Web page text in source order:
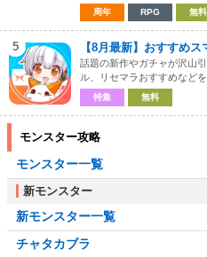
周年 RPG 無料
5 【8月最新】おすすめ
話題の新作やガチャが沢山
ル、リセマラおすすめなどを
特集 無料
モンスター攻略
モンスター一覧
新モンスター
新モンスター一覧
チャタカブラ